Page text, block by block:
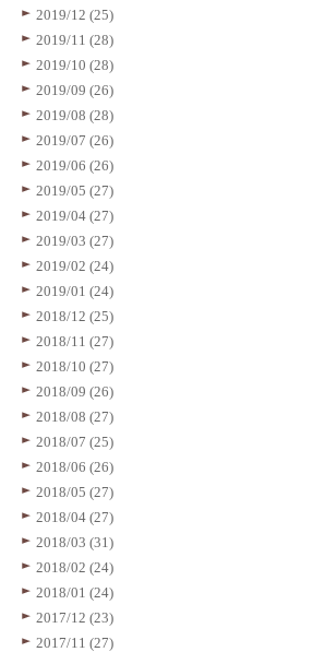
2019/12 (25)
2019/11 (28)
2019/10 (28)
2019/09 (26)
2019/08 (28)
2019/07 (26)
2019/06 (26)
2019/05 (27)
2019/04 (27)
2019/03 (27)
2019/02 (24)
2019/01 (24)
2018/12 (25)
2018/11 (27)
2018/10 (27)
2018/09 (26)
2018/08 (27)
2018/07 (25)
2018/06 (26)
2018/05 (27)
2018/04 (27)
2018/03 (31)
2018/02 (24)
2018/01 (24)
2017/12 (23)
2017/11 (27)